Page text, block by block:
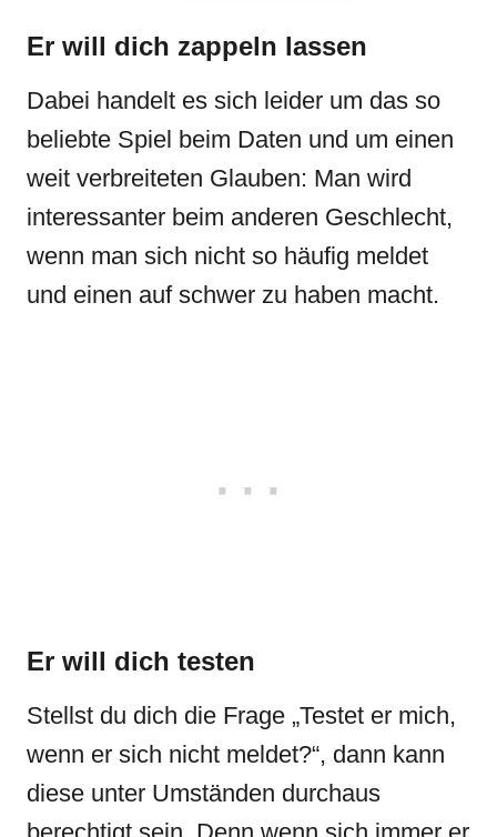
Er will dich zappeln lassen
Dabei handelt es sich leider um das so
beliebte Spiel beim Daten und um einen
weit verbreiteten Glauben: Man wird
interessanter beim anderen Geschlecht,
wenn man sich nicht so häufig meldet
und einen auf schwer zu haben macht.
Er will dich testen
Stellst du dich die Frage „Testet er mich,
wenn er sich nicht meldet?“, dann kann
diese unter Umständen durchaus